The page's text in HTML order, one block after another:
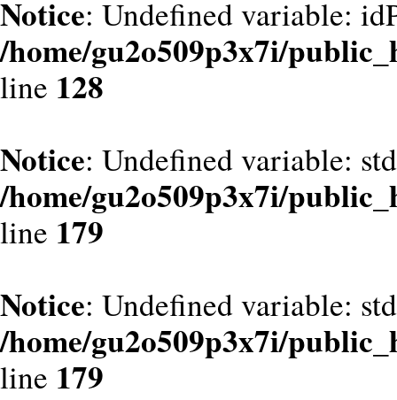
Notice: Undefined variable:
/home/gu2o509p3x7i/
line 128
Notice: Undefined variable:
/home/gu2o509p3x7i/
line 179
Notice: Undefined variable:
/home/gu2o509p3x7i/
line 179